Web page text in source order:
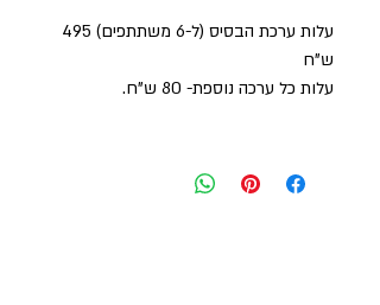
עלות ערכת הבסיס (ל-6 משתתפים) 495
ש"ח
עלות כל ערכה נוספת- 80 ש"ח.